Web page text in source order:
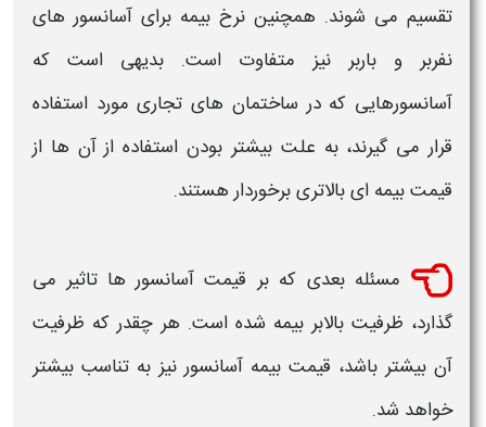
تقسیم می‌ شوند. همچنین نرخ بیمه برای آسانسور های
نفربر و باربر نیز متفاوت است. بدیهی است که
آسانسورهایی که در ساختمان ‌های تجاری مورد استفاده
قرار می‌ گیرند، به‌ علت بیشتر بودن استفاده از آن ‌ها از
قیمت بیمه ‌ای بالاتری برخوردار هستند.
مسئله بعدی که بر قیمت آسانسور ها تاثیر می‌
گذارد، ظرفیت بالابر بیمه ‌شده است. هر چقدر که ظرفیت
آن بیشتر باشد، قیمت بیمه آسانسور نیز به تناسب بیشتر
خواهد شد.